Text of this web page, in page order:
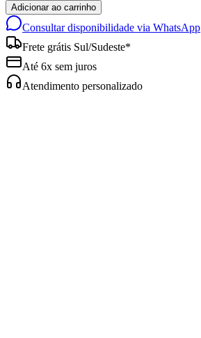
Adicionar ao carrinho
Consultar disponibilidade via WhatsApp
Frete grátis Sul/Sudeste*
Até 6x sem juros
Atendimento personalizado